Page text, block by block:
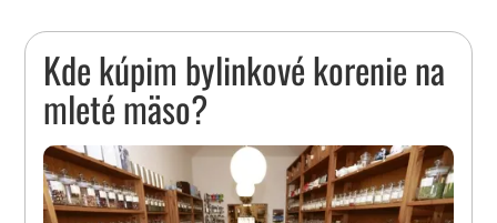
Kde kúpim bylinkové korenie na
mleté mäso?